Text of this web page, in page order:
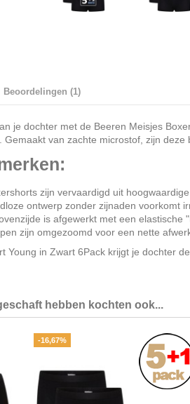
Beoordelingen (1)
je dochter met de Beeren Meisjes
van zachte microstof, zijn
zijn vervaardigd uit
ontwerp zonder zijnaden voorkomt
is afgewerkt met een
zijn omgezoomd voor een nette
Young in Zwart 6Pack krijgt je dochter
hebben kochten ook...
-16,67%